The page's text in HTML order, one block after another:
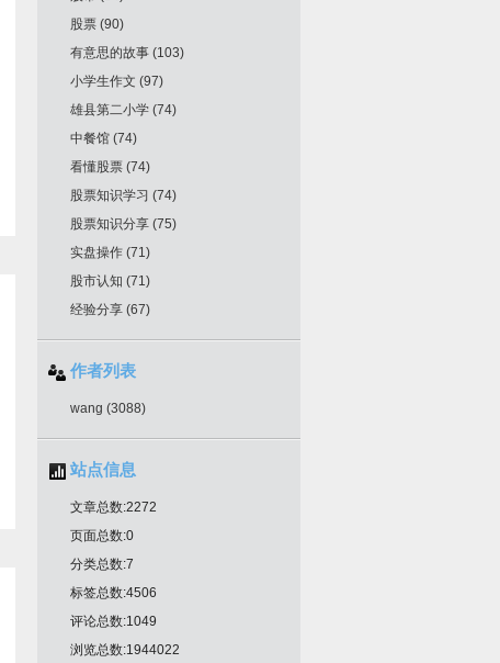
股票 (90)
有意思的故事 (103)
小学生作文 (97)
雄县第二小学 (74)
中餐馆 (74)
看懂股票 (74)
股票知识学习 (74)
股票知识分享 (75)
实盘操作 (71)
股市认知 (71)
经验分享 (67)
作者列表
wang (3088)
站点信息
文章总数:2272
页面总数:0
分类总数:7
标签总数:4506
评论总数:1049
浏览总数:1944022